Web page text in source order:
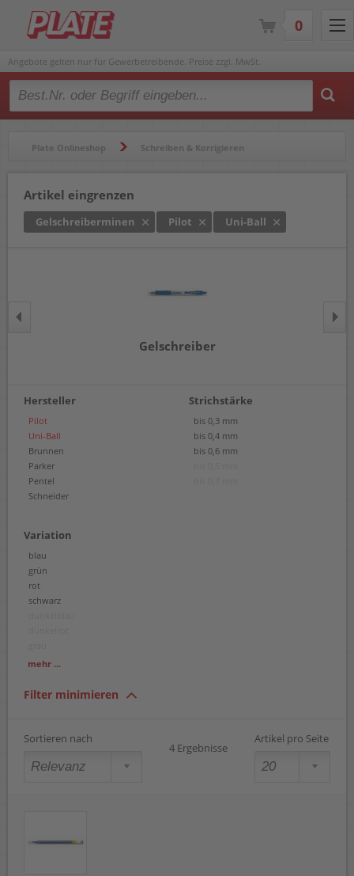
Angebote gelten nur für Gewerbetreibende. Preise zzgl. MwSt.
Type 2 or more characters for results.
Plate Onlineshop Schreiben & Korrigieren
Artikel eingrenzen
Gelschreiberminen Pilot Uni-Ball
Gelschreiber
Hersteller
Pilot
Uni-Ball
Brunnen
Parker
Pentel
Schneider
Strichstärke
bis 0,3 mm
bis 0,4 mm
bis 0,6 mm
Variation
blau
grün
rot
schwarz
orange
violett
mehr ...
Filter minimieren
Sortieren nach
4 Ergebnisse
Artikel pro Seite
0